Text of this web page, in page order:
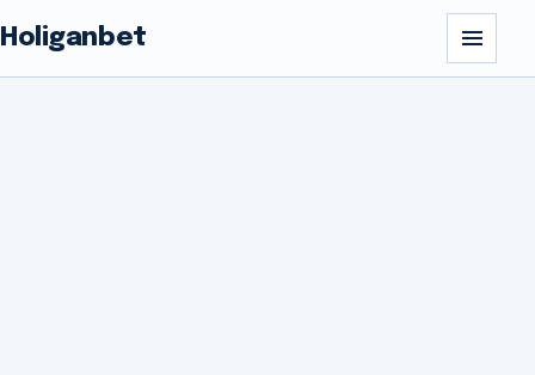
Holiganbet